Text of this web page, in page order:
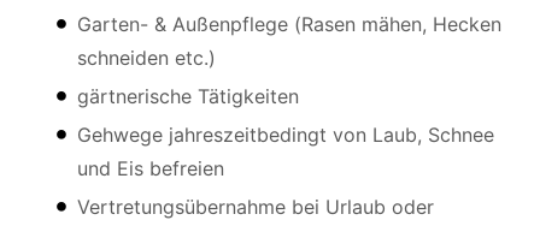
Garten- & Außenpflege (Rasen mähen, Hecken
schneiden etc.)
gärtnerische Tätigkeiten
Gehwege jahreszeitbedingt von Laub, Schnee
und Eis befreien
Vertretungsübernahme bei Urlaub oder